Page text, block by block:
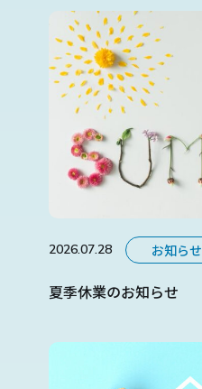
2026.07.28 お知らせ
夏季休業のお知らせ